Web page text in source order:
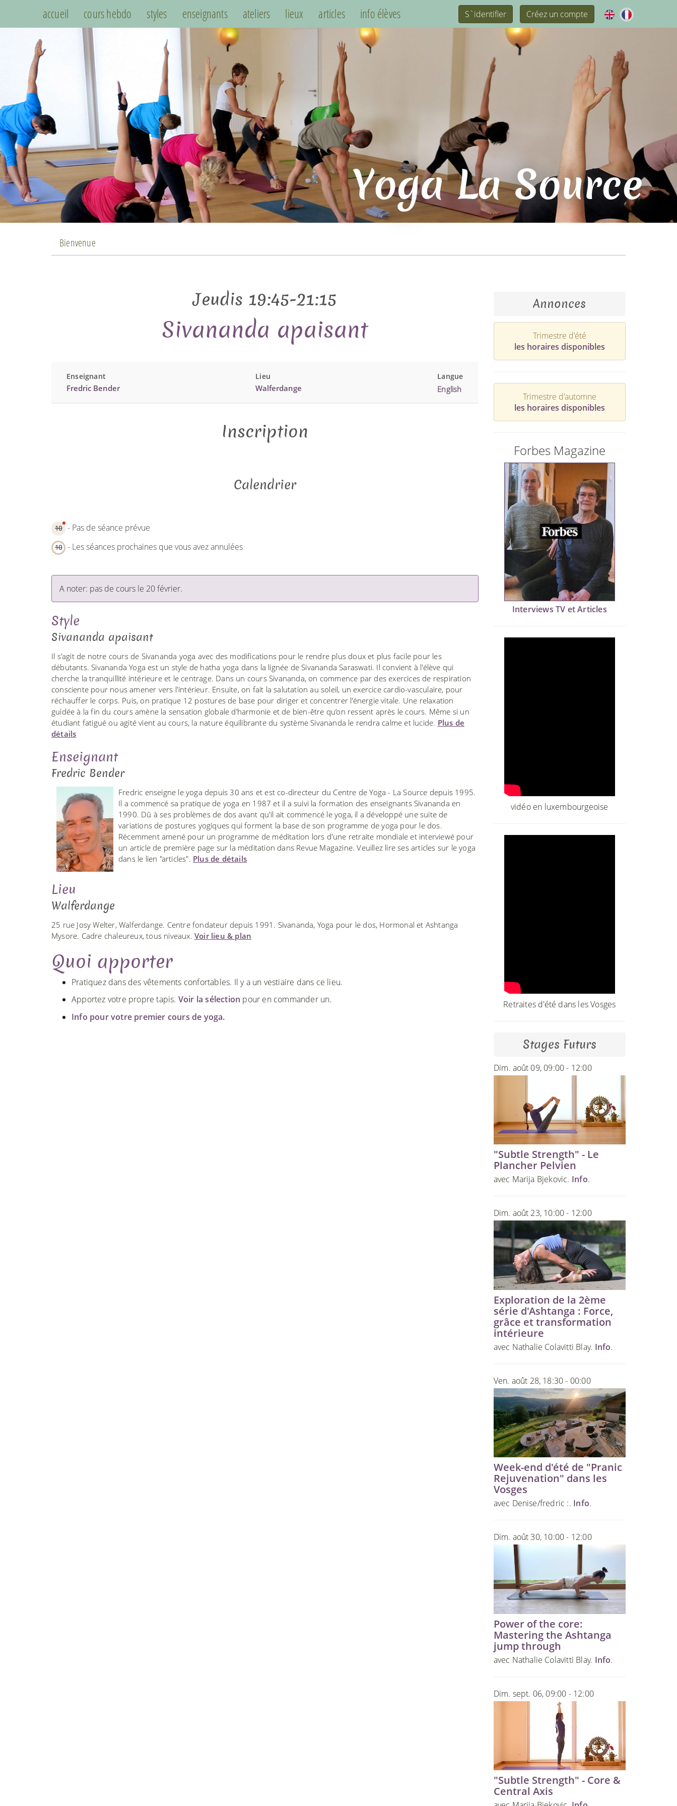
accueil cours hebdo styles enseignants ateliers lieux articles info élèves S`identifier Créez un compte
Yoga La Source
Bienvenue
Jeudis 19:45-21:15
Sivananda apaisant
Enseignant
Fredric Bender
Lieu
Walferdange
Langue
English
Inscription
Calendrier
10 - Pas de séance prévue
10 - Les séances prochaines que vous avez annulées
A noter: pas de cours le 20 février.
Style
Sivananda apaisant
Il s'agit de notre cours de Sivananda yoga avec des modifications pour le rendre plus doux et plus facile pour les
débutants. Sivananda Yoga est un style de hatha yoga dans la lignée de Sivananda Saraswati. Il convient à l'élève qui
cherche la tranquillité intérieure et le centrage. Dans un cours Sivananda, on commence par des exercices de respiration
consciente pour nous amener vers l'intérieur. Ensuite, on fait la salutation au soleil, un exercice cardio-vasculaire, pour
réchauffer le corps. Puis, on pratique 12 postures de base pour diriger et concentrer l'énergie vitale. Une relaxation
guidée à la fin du cours amène la sensation globale d’harmonie et de bien-être qu’on ressent après le cours. Même si un
étudiant fatigué ou agité vient au cours, la nature équilibrante du système Sivananda le rendra calme et lucide. Plus de
détails
Enseignant
Fredric Bender
Fredric enseigne le yoga depuis 30 ans et est co-directeur du Centre de Yoga - La Source depuis 1995.
Il a commencé sa pratique de yoga en 1987 et il a suivi la formation des enseignants Sivananda en
1990. Dû à ses problèmes de dos avant qu'il ait commencé le yoga, il a développé une suite de
variations de postures yogiques qui forment la base de son programme de yoga pour le dos.
Récemment amené pour un programme de méditation lors d'une retraite mondiale et interviewé pour
un article de première page sur la méditation dans Revue Magazine. Veuillez lire ses articles sur le yoga
dans le lien "articles". Plus de détails
Lieu
Walferdange
25 rue Josy Welter, Walferdange. Centre fondateur depuis 1991. Sivananda, Yoga pour le dos, Hormonal et Ashtanga
Mysore. Cadre chaleureux, tous niveaux. Voir lieu & plan
Quoi apporter
Pratiquez dans des vêtements confortables. Il y a un vestiaire dans ce lieu.
Apportez votre propre tapis. Voir la sélection pour en commander un.
Info pour votre premier cours de yoga.
Annonces
Trimestre d'été
les horaires disponibles
Trimestre d'automne
les horaires disponibles
Forbes Magazine
Interviews TV et Articles
vidéo en luxembourgeoise
Retraites d'été dans les Vosges
Stages Futurs
Dim. août 09, 09:00 - 12:00
"Subtle Strength" - Le
Plancher Pelvien
avec Marija Bjekovic. Info.
Dim. août 23, 10:00 - 12:00
Exploration de la 2ème
série d'Ashtanga : Force,
grâce et transformation
intérieure
avec Nathalie Colavitti Blay. Info.
Ven. août 28, 18:30 - 00:00
Week-end d'été de "Pranic
Rejuvenation" dans les
Vosges
avec Denise/fredric :. Info.
Dim. août 30, 10:00 - 12:00
Power of the core:
Mastering the Ashtanga
jump through
avec Nathalie Colavitti Blay. Info.
Dim. sept. 06, 09:00 - 12:00
"Subtle Strength" - Core &
Central Axis